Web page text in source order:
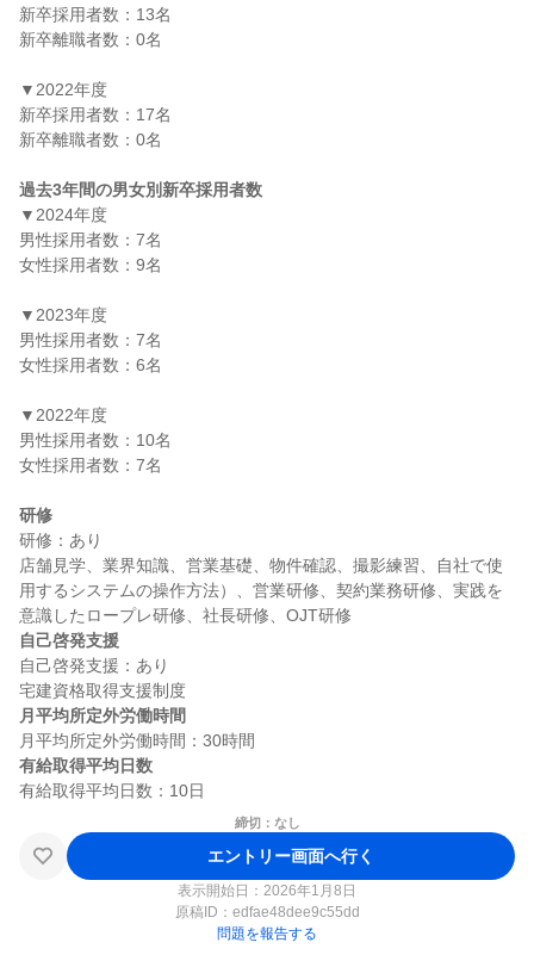
新卒採用者数：13名
新卒離職者数：0名
▼2022年度
新卒採用者数：17名
新卒離職者数：0名
過去3年間の男女別新卒採用者数
▼2024年度
男性採用者数：7名
女性採用者数：9名
▼2023年度
男性採用者数：7名
女性採用者数：6名
▼2022年度
男性採用者数：10名
女性採用者数：7名
研修
研修：あり
店舗見学、業界知識、営業基礎、物件確認、撮影練習、自社で使
用するシステムの操作方法）、営業研修、契約業務研修、実践を
自己啓発支援
自己啓発支援：あり
月平均所定外労働時間
有給取得平均日数
締切：なし
エントリー画面へ行く
表示開始日：2026年1月8日
原稿ID： edfae48dee9c55dd
問題を報告する